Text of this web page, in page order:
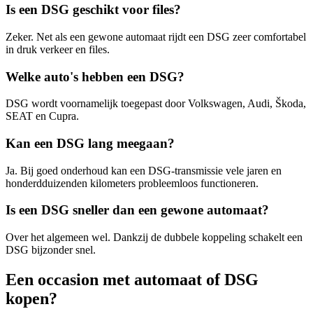
Is een DSG geschikt voor files?
Zeker. Net als een gewone automaat rijdt een DSG zeer comfortabel
in druk verkeer en files.
Welke auto's hebben een DSG?
DSG wordt voornamelijk toegepast door Volkswagen, Audi, Škoda,
SEAT en Cupra.
Kan een DSG lang meegaan?
Ja. Bij goed onderhoud kan een DSG-transmissie vele jaren en
honderdduizenden kilometers probleemloos functioneren.
Is een DSG sneller dan een gewone automaat?
Over het algemeen wel. Dankzij de dubbele koppeling schakelt een
DSG bijzonder snel.
Een occasion met automaat of DSG
kopen?